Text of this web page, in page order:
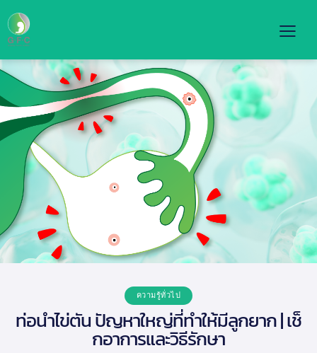
ความรู้ทั่วไป
ท่อนำไข่ตัน ปัญหาใหญ่ที่ทำให้มีลูกยาก | เช็
กอาการและวิธีรักษา